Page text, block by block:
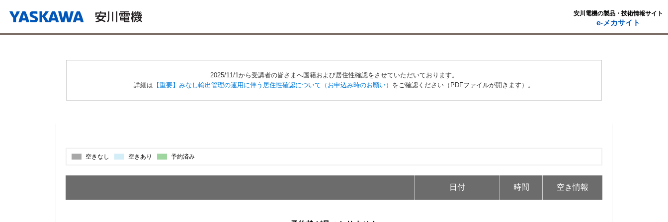
安川電機の製品・技術情報サイト
e-メカサイト
2025/11/1から受講者の皆さまへ国籍および居住性確認をさせていただいております。
詳細は 【重要】みなし輸出管理の運用に伴う居住性確認について（お申込み時のお願い） をご確認ください（PDFファイルが開きます）。